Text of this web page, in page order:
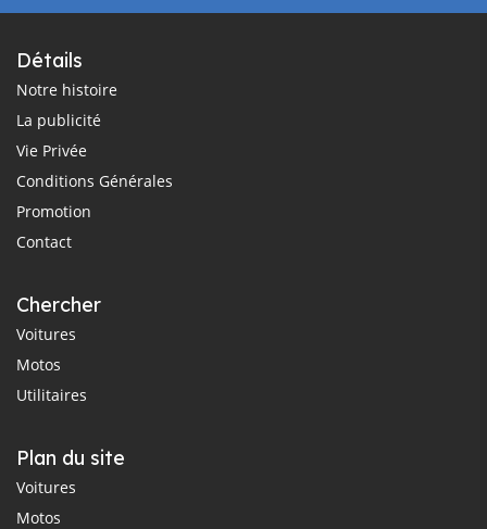
Détails
Notre histoire
La publicité
Vie Privée
Conditions Générales
Promotion
Contact
Chercher
Voitures
Motos
Utilitaires
Plan du site
Voitures
Motos